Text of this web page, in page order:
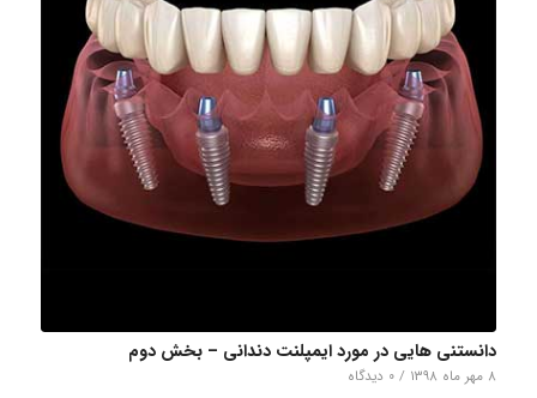
دانستنی هایی در مورد ایمپلنت دندانی – بخش دوم
۸ مهر ماه ۱۳۹۸ / ۰ دیدگاه